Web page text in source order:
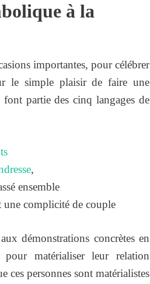
à la
importantes, pour célébrer
le simple plaisir de faire une
partie des cinq langages de
,
ensemble
une complicité de couple
démonstrations concrètes en
matérialiser leur relation
ces personnes sont matérialistes